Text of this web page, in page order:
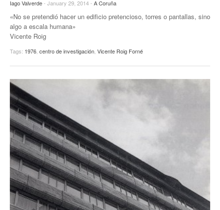
Iago Valverde- January 29, 2014 - A Coruña
«No se pretendió hacer un edificio pretencioso, torres o pantallas, sino
algo a escala humana»
Vicente Roig
Tags: 1976, centro de investigación, Vicente Roig Forné